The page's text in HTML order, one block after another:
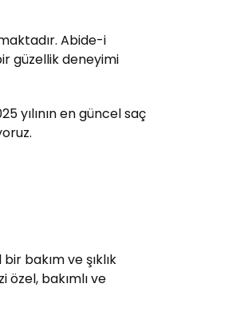
Abide-i
güzellik deneyimi
yılının en güncel saç
bakım ve şıklık
özel, bakımlı ve